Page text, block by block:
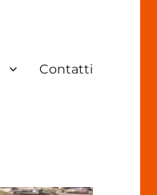
Contatti